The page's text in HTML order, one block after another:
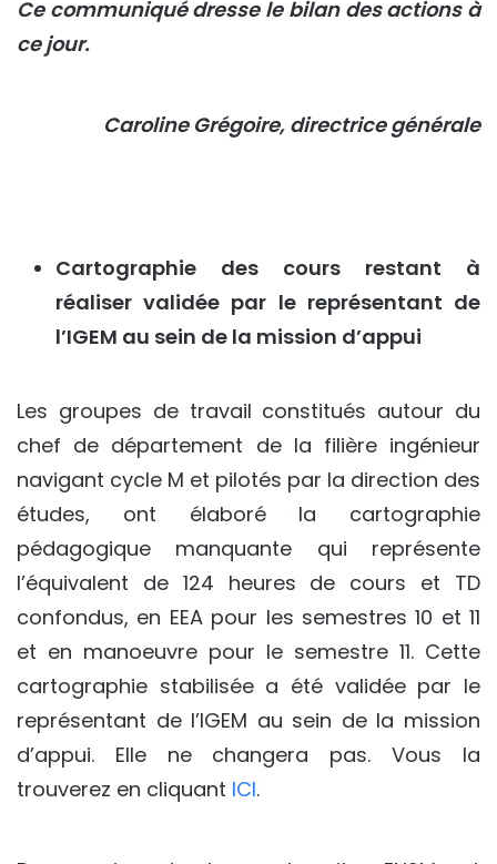
Ce communiqué dresse le bilan des actions à
ce jour.
Caroline Grégoire, directrice générale
Cartographie des cours restant à
réaliser validée par le représentant de
l’IGEM au sein de la mission d’appui
Les groupes de travail constitués autour du
chef de département de la filière ingénieur
navigant cycle M et pilotés par la direction des
études, ont élaboré la cartographie
pédagogique manquante qui représente
l’équivalent de 124 heures de cours et TD
confondus, en EEA pour les semestres 10 et 11
et en manoeuvre pour le semestre 11. Cette
cartographie stabilisée a été validée par le
représentant de l’IGEM au sein de la mission
d’appui. Elle ne changera pas. Vous la
trouverez en cliquant ICI.